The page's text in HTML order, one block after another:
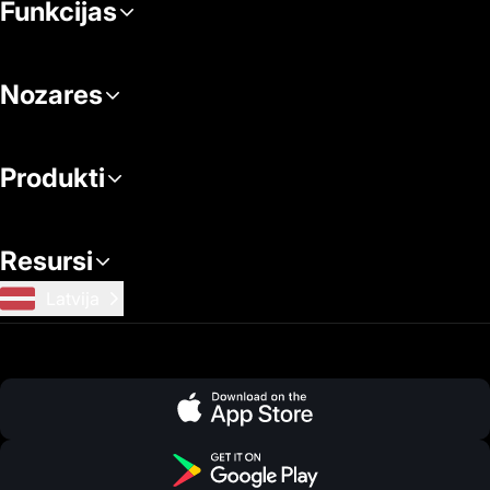
Funkcijas
Nozares
Produkti
Resursi